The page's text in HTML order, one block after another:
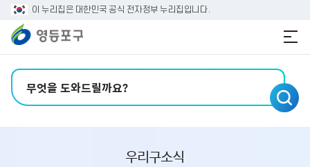
본문 바로가기
주메뉴 바로가기
이 누리집은 대한민국 공식 전자정부 누리집입니다.
우리구소식